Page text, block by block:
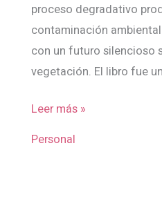
proceso degradativo
contaminación
con un futuro silencioso
vegetación. El libro fue
Leer más »
Personal